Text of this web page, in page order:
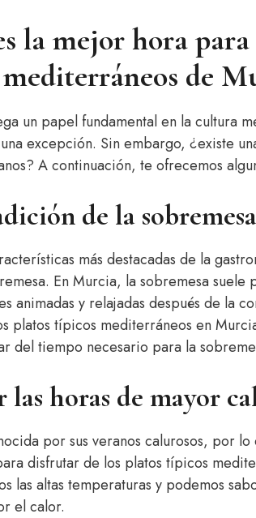
la mejor hora
de
un papel fundamental en la cultura
excepción. Sin embargo, ¿existe
A continuación, te ofrecemos
de la sobremesa
más destacadas de la
En Murcia, la sobremesa
animadas y relajadas después de la
platos típicos mediterráneos en
del tiempo necesario para la
las horas de mayor
por sus veranos calurosos, por
disfrutar de los platos típicos
las altas temperaturas y podemos
el calor.